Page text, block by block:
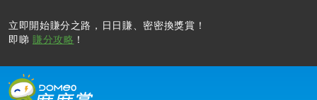
系統升級，請到 地址簿檢查並更新地址資料，填寫所有帶*必填
欄位(例如區域，地區)以確保順暢購物流程。
如想率先獲得專屬優惠，記得